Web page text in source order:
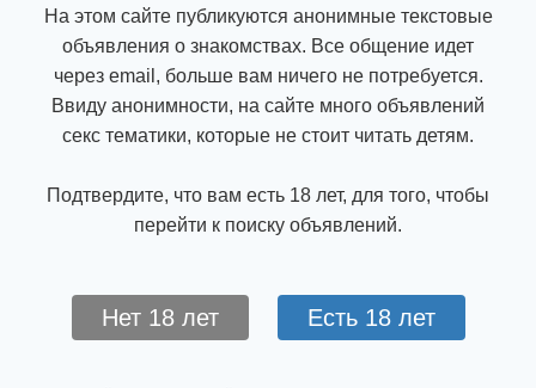
На этом сайте публикуются анонимные текстовые
объявления о знакомствах. Все общение идет
через email, больше вам ничего не потребуется.
Ввиду анонимности, на сайте много объявлений
секс тематики, которые не стоит читать детям.
Подтвердите, что вам есть 18 лет, для того, чтобы
перейти к поиску объявлений.
Нет 18 лет Есть 18 лет